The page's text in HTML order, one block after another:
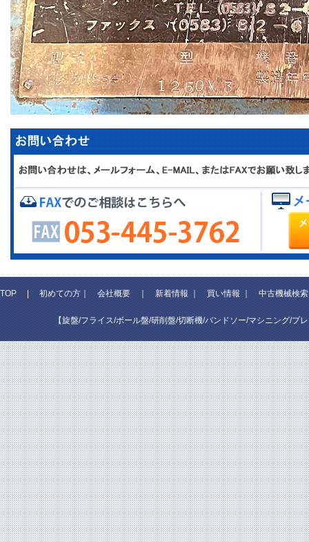
TOP|初めての方｜会社概要｜新着情報｜買い情報｜中古機械検索
【旋盤/フライス/ボール盤/研削盤/切断機/バンドソー/マシニング/プ